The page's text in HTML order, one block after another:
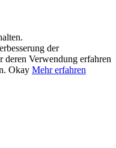
der
deren Verwendung erfahren
Okay Mehr erfahren